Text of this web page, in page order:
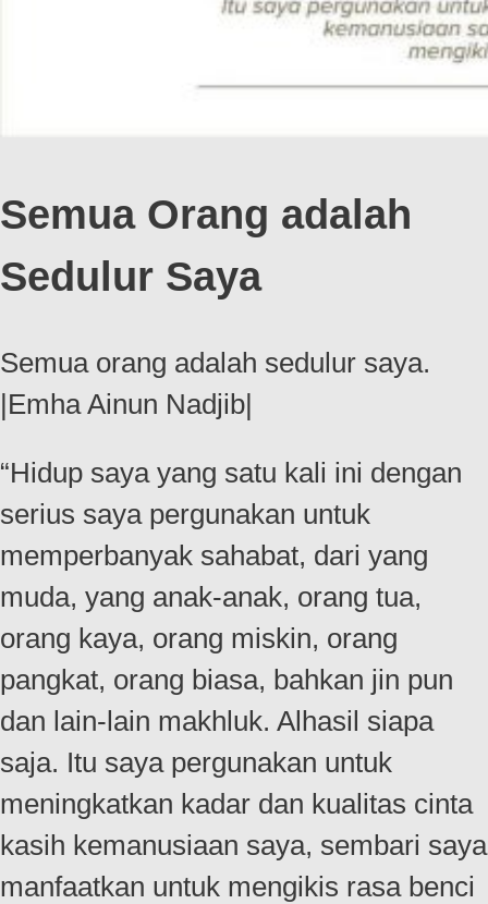
Semua Orang adalah
Sedulur Saya
Semua orang adalah sedulur saya.
|Emha Ainun Nadjib|
“Hidup saya yang satu kali ini dengan
serius saya pergunakan untuk
memperbanyak sahabat, dari yang
muda, yang anak-anak, orang tua,
orang kaya, orang miskin, orang
pangkat, orang biasa, bahkan jin pun
dan lain-lain makhluk. Alhasil siapa
saja. Itu saya pergunakan untuk
meningkatkan kadar dan kualitas cinta
kasih kemanusiaan saya, sembari saya
manfaatkan untuk mengikis rasa benci